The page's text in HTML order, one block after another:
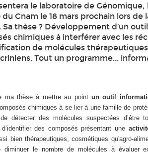
le laboratoire de
Cnam le 18 mars prochain lors de
Sa thèse ? Développement d’un
chimiques à interférer avec les
de molécules
Tout un programme...
ma thèse à mettre au pointun outil
chimiques à se lier à une famille de
détecter des molécules suspectées d’être
des composés présentant une
bien thérapeutiques, cosmétiques qu'agro-
le nombre de molécules à évaluer